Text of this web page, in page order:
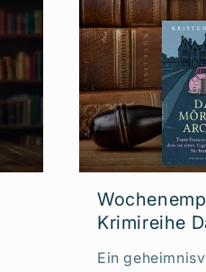
Krimireihe
Ein